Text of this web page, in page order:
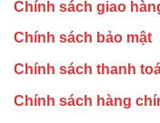
Chính sách giao
Chính sách bảo mật
Chính sách thanh
Chính sách hàng